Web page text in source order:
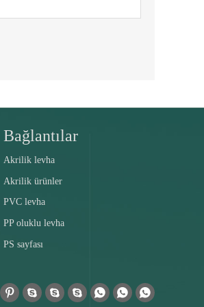
Bağlantılar
Akrilik levha
Akrilik ürünler
PVC levha
PP oluklu levha
PS sayfası
      